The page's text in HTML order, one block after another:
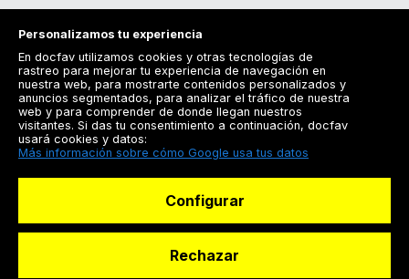
Registrarse
Docfav
Personalizamos tu experiencia
En docfav utilizamos cookies y otras tecnologías de
rastreo para mejorar tu experiencia de navegación en
nuestra web, para mostrarte contenidos personalizados y
anuncios segmentados, para analizar el tráfico de nuestra
web y para comprender de donde llegan nuestros
visitantes. Si das tu consentimiento a continuación, docfav
usará cookies y datos:
Más información sobre cómo Google usa tus datos
Configurar
Rechazar